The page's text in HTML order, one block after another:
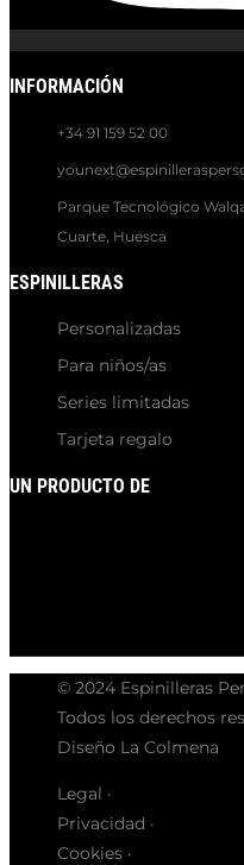
INFORMACIÓN
+34 91 159 52 00
Parque Tecnológico
Cuarte, Huesca
ESPINILLERAS
Personalizadas
Para niños/as
Series limitadas
Tarjeta regalo
UN PRODUCTO DE
© 2024 Espinilleras
Todos los derechos
Diseño La Colmena
Legal ·
Privacidad ·
Cookies ·